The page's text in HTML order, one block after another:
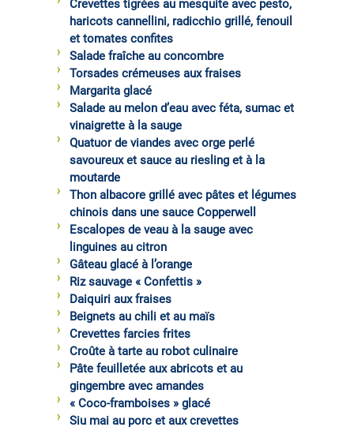
Crevettes tigrées au mesquite avec pesto,
haricots cannellini, radicchio grillé, fenouil
et tomates confites
Salade fraîche au concombre
Torsades crémeuses aux fraises
Margarita glacé
Salade au melon d’eau avec féta, sumac et
vinaigrette à la sauge
Quatuor de viandes avec orge perlé
savoureux et sauce au riesling et à la
moutarde
Thon albacore grillé avec pâtes et légumes
chinois dans une sauce Copperwell
Escalopes de veau à la sauge avec
linguines au citron
Gâteau glacé à l’orange
Riz sauvage « Confettis »
Daiquiri aux fraises
Beignets au chili et au maïs
Crevettes farcies frites
Croûte à tarte au robot culinaire
Pâte feuilletée aux abricots et au
gingembre avec amandes
« Coco-framboises » glacé
Siu mai au porc et aux crevettes